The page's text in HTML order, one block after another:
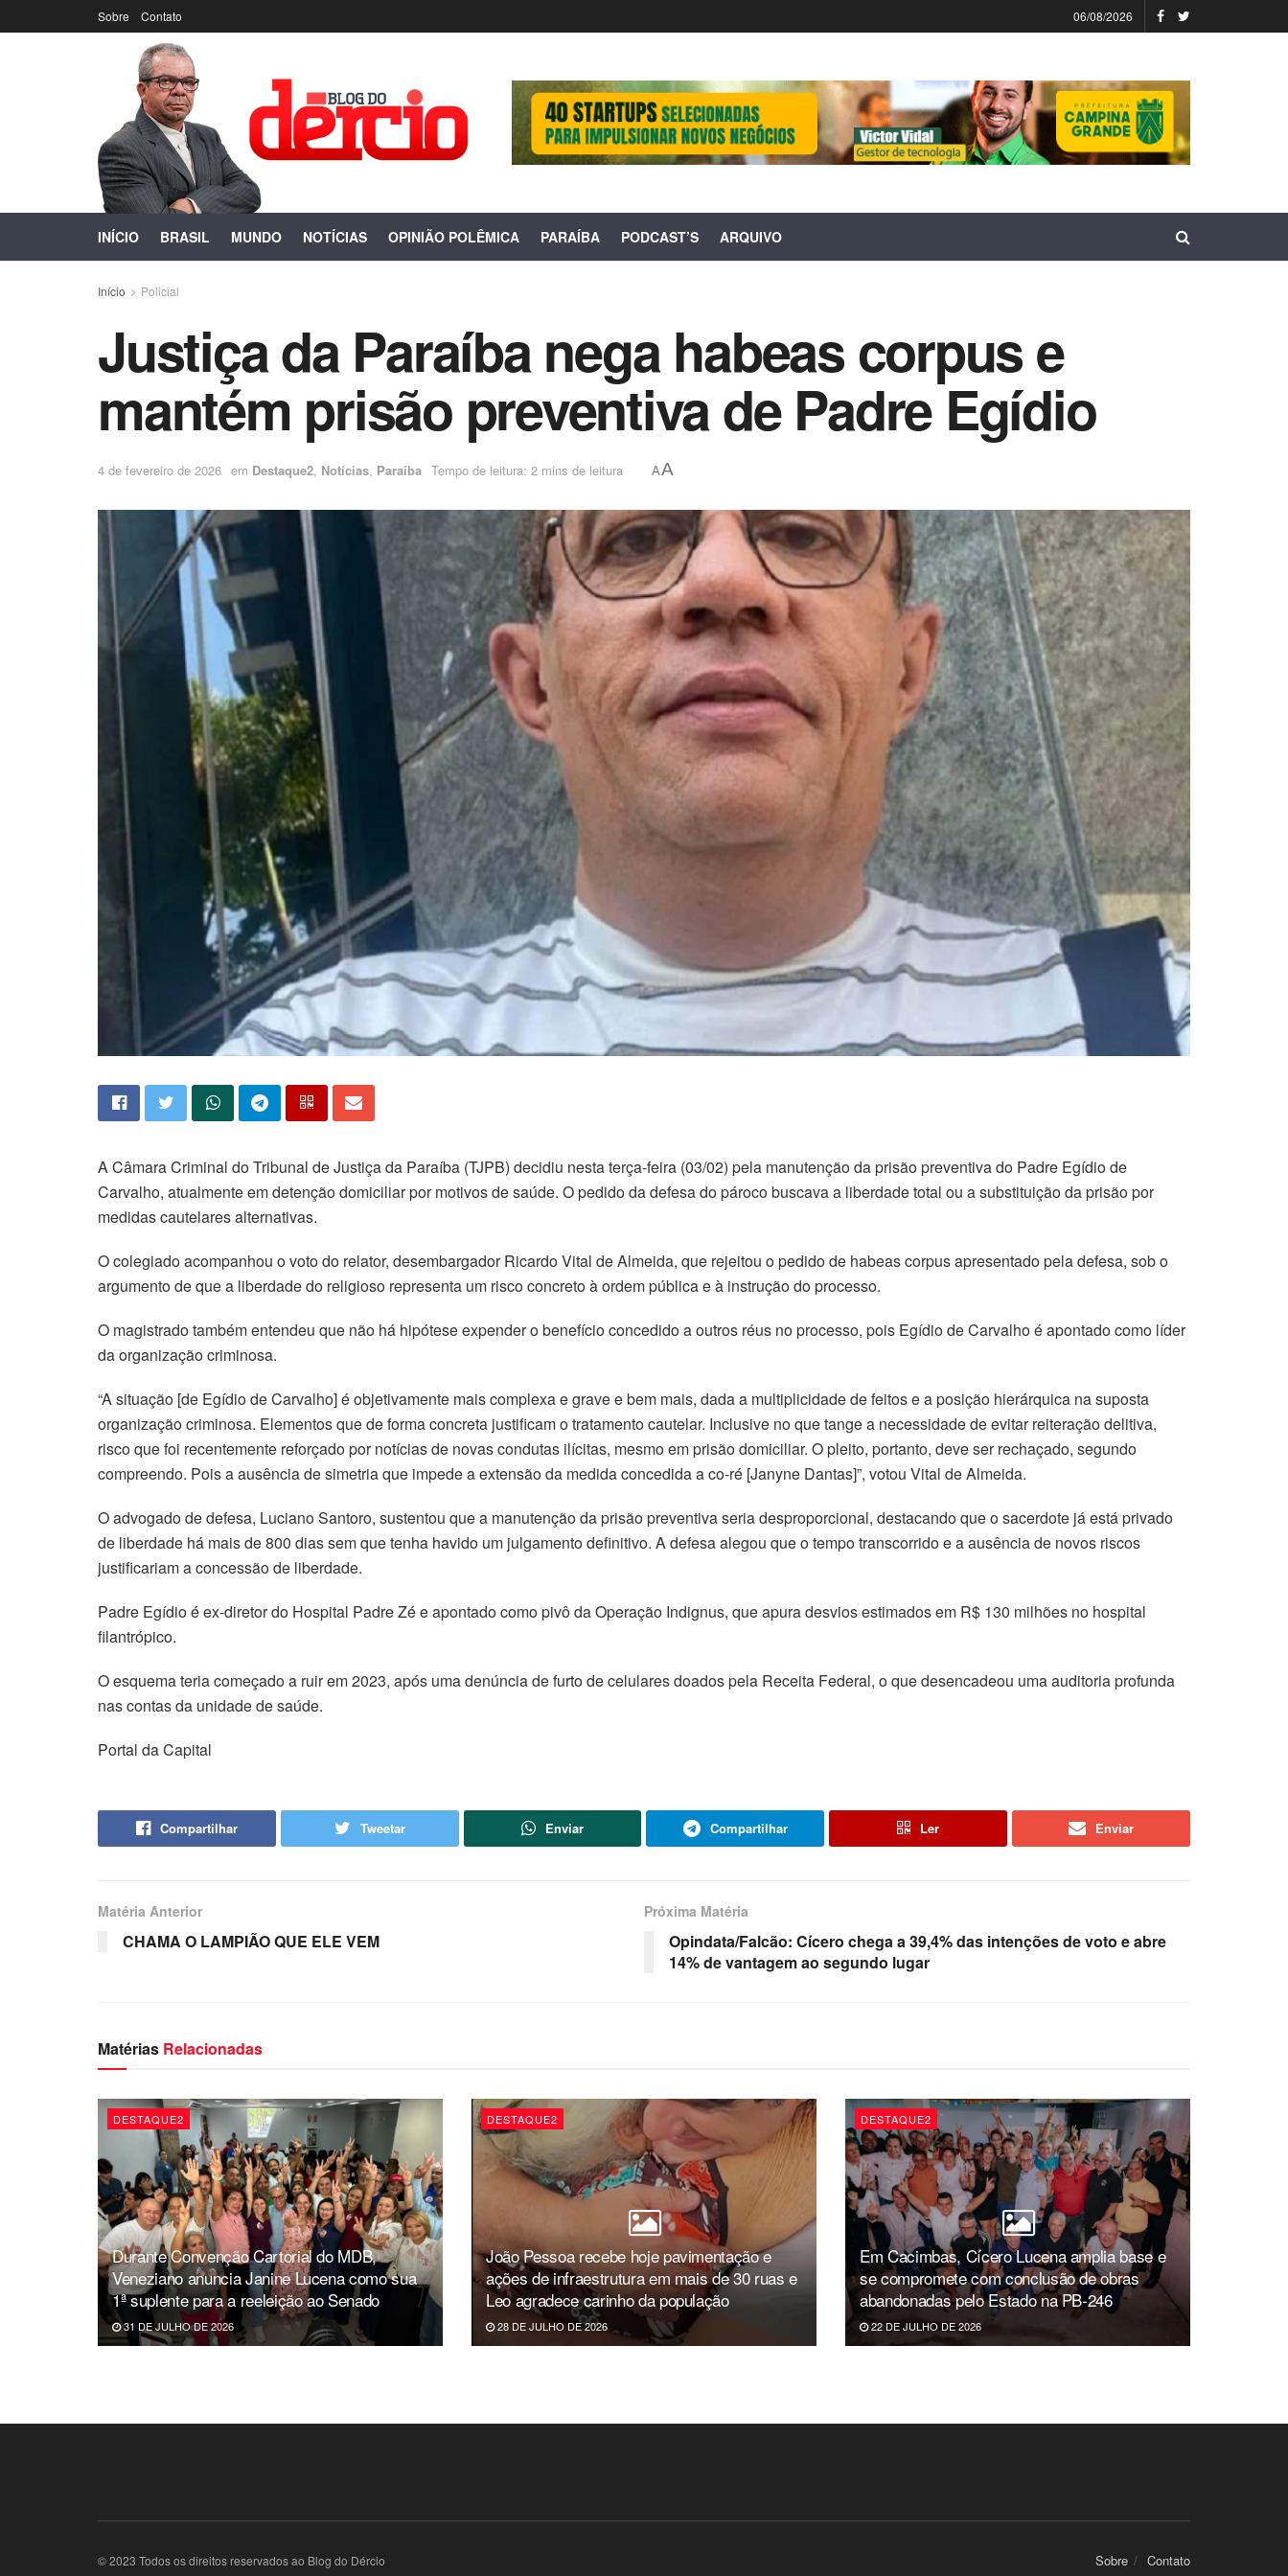
Sobre Contato 06/08/2026
INÍCIO BRASIL MUNDO NOTÍCIAS OPINIÃO POLÊMICA PARAÍBA PODCAST’S ARQUIVO
Início Policial
Justiça da Paraíba nega habeas corpus e
mantém prisão preventiva de Padre Egídio
4 de fevereiro de 2026 em Destaque2, Notícias, Paraíba Tempo de leitura: 2 mins de leitura AA
A Câmara Criminal do Tribunal de Justiça da Paraíba (TJPB) decidiu nesta terça-feira (03/02) pela manutenção da prisão preventiva do Padre Egídio de
Carvalho, atualmente em detenção domiciliar por motivos de saúde. O pedido da defesa do pároco buscava a liberdade total ou a substituição da prisão por
medidas cautelares alternativas.
O colegiado acompanhou o voto do relator, desembargador Ricardo Vital de Almeida, que rejeitou o pedido de habeas corpus apresentado pela defesa, sob o
argumento de que a liberdade do religioso representa um risco concreto à ordem pública e à instrução do processo.
O magistrado também entendeu que não há hipótese expender o benefício concedido a outros réus no processo, pois Egídio de Carvalho é apontado como líder
da organização criminosa.
“A situação [de Egídio de Carvalho] é objetivamente mais complexa e grave e bem mais, dada a multiplicidade de feitos e a posição hierárquica na suposta
organização criminosa. Elementos que de forma concreta justificam o tratamento cautelar. Inclusive no que tange a necessidade de evitar reiteração delitiva,
risco que foi recentemente reforçado por notícias de novas condutas ilícitas, mesmo em prisão domiciliar. O pleito, portanto, deve ser rechaçado, segundo
compreendo. Pois a ausência de simetria que impede a extensão da medida concedida a co-ré [Janyne Dantas]”, votou Vital de Almeida.
O advogado de defesa, Luciano Santoro, sustentou que a manutenção da prisão preventiva seria desproporcional, destacando que o sacerdote já está privado
de liberdade há mais de 800 dias sem que tenha havido um julgamento definitivo. A defesa alegou que o tempo transcorrido e a ausência de novos riscos
justificariam a concessão de liberdade.
Padre Egídio é ex-diretor do Hospital Padre Zé e apontado como pivô da Operação Indignus, que apura desvios estimados em R$ 130 milhões no hospital
filantrópico.
O esquema teria começado a ruir em 2023, após uma denúncia de furto de celulares doados pela Receita Federal, o que desencadeou uma auditoria profunda
nas contas da unidade de saúde.
Portal da Capital
Compartilhar Tweetar Enviar Compartilhar Ler Enviar
Matéria Anterior
CHAMA O LAMPIÃO QUE ELE VEM
Próxima Matéria
Opindata/Falcão: Cícero chega a 39,4% das intenções de voto e abre
14% de vantagem ao segundo lugar
Matérias Relacionadas
DESTAQUE2
Durante Convenção Cartorial do MDB,
Veneziano anuncia Janine Lucena como sua
1ª suplente para a reeleição ao Senado
31 DE JULHO DE 2026
DESTAQUE2
João Pessoa recebe hoje pavimentação e
ações de infraestrutura em mais de 30 ruas e
Leo agradece carinho da população
28 DE JULHO DE 2026
DESTAQUE2
Em Cacimbas, Cícero Lucena amplia base e
se compromete com conclusão de obras
abandonadas pelo Estado na PB-246
22 DE JULHO DE 2026
Sobre Contato
© 2023 Todos os direitos reservados ao Blog do Dércio